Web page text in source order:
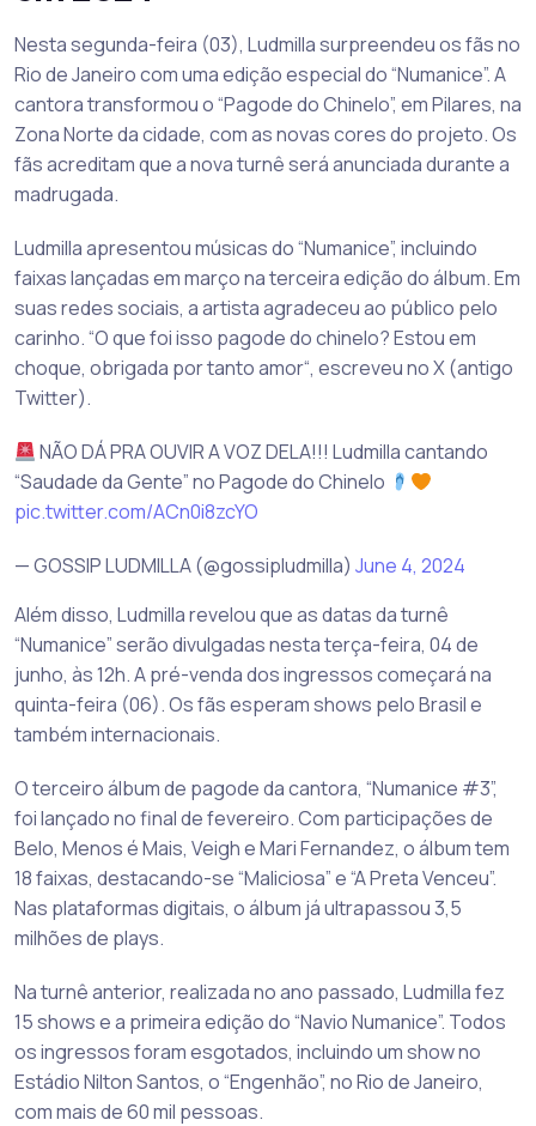
Nesta segunda-feira (03), Ludmilla surpreendeu os fãs no
Rio de Janeiro com uma edição especial do “Numanice”. A
cantora transformou o “Pagode do Chinelo”, em Pilares, na
Zona Norte da cidade, com as novas cores do projeto. Os
fãs acreditam que a nova turnê será anunciada durante a
madrugada.
Ludmilla apresentou músicas do “Numanice”, incluindo
faixas lançadas em março na terceira edição do álbum. Em
suas redes sociais, a artista agradeceu ao público pelo
carinho. “O que foi isso pagode do chinelo? Estou em
choque, obrigada por tanto amor“, escreveu no X (antigo
Twitter).
NÃO DÁ PRA OUVIR A VOZ DELA!!! Ludmilla cantando
“Saudade da Gente” no Pagode do Chinelo
pic.twitter.com/ACn0i8zcYO
— GOSSIP LUDMILLA (@gossipludmilla) June 4, 2024
Além disso, Ludmilla revelou que as datas da turnê
“Numanice” serão divulgadas nesta terça-feira, 04 de
junho, às 12h. A pré-venda dos ingressos começará na
quinta-feira (06). Os fãs esperam shows pelo Brasil e
também internacionais.
O terceiro álbum de pagode da cantora, “Numanice #3”,
foi lançado no final de fevereiro. Com participações de
Belo, Menos é Mais, Veigh e Mari Fernandez, o álbum tem
18 faixas, destacando-se “Maliciosa” e “A Preta Venceu”.
Nas plataformas digitais, o álbum já ultrapassou 3,5
milhões de plays.
Na turnê anterior, realizada no ano passado, Ludmilla fez
15 shows e a primeira edição do “Navio Numanice”. Todos
os ingressos foram esgotados, incluindo um show no
Estádio Nilton Santos, o “Engenhão”, no Rio de Janeiro,
com mais de 60 mil pessoas.